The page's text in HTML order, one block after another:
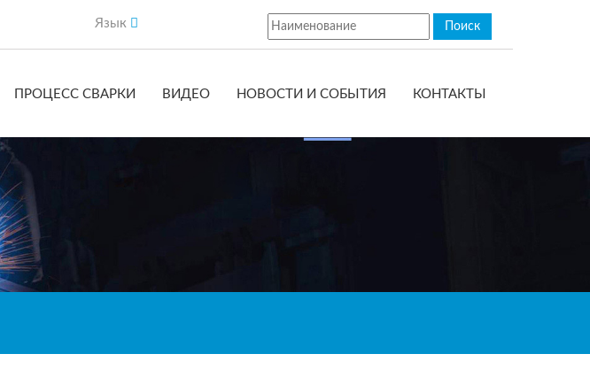
Язык
ПРОЦЕСС СВАРКИ ВИДЕО НОВОСТИ И СОБЫТИЯ КОНТАКТЫ